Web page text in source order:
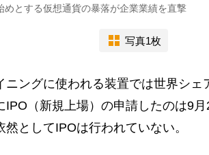
めとする仮想通貨の暴落が企業業績を直撃
写真1枚
ングに使われる装置では世界シェ
IPO（新規上場）の申請したのは9
としてIPOは行われていない。